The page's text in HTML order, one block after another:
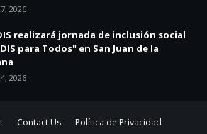
2026
realizará jornada de inclusión social
para Todos" en San Juan de la
2026
Contact Us Política de Privacidad